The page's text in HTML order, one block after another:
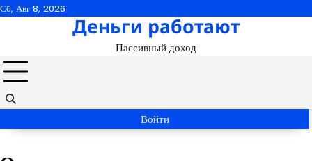
Перейти
Сб, Авг 8, 2026
Деньги работают
Пассивный доход
Войти